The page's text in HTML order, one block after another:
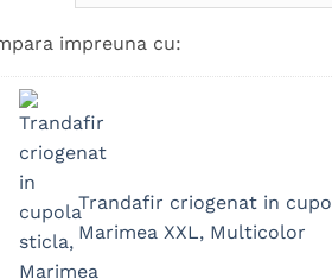
impreuna cu:
Trandafir criogenat in
Marimea XXL, Multicolor